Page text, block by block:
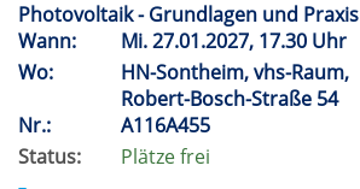
Photovoltaik - Grundlagen und Praxis
Wann:
Mi.27.01.2027, 17.30 Uhr
Wo:
HN-Sontheim, vhs-Raum,
Robert-Bosch-Straße 54
Nr.:
A116A455
Status:
Plätze frei